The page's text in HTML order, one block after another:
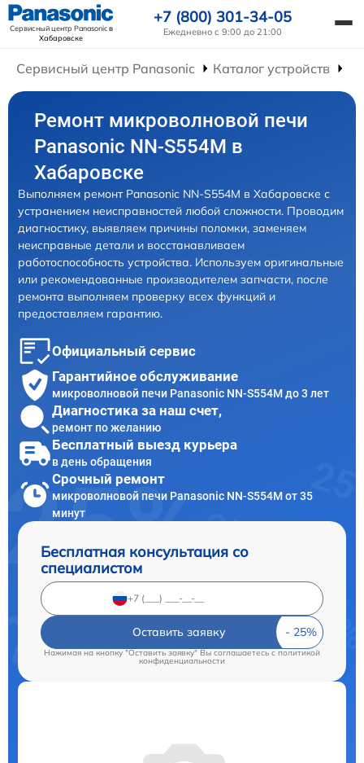
Сервисный центр Panasonicв
Хабаровске
+7 (800) 301-34-05
Ежедневно с 9:00 до 21:00
Сервисный центр Panasonic Каталог устройств
Ремонт микроволновой печи
Panasonic NN-S554M в
Хабаровске
Выполняем ремонт Panasonic NN-S554M в Хабаровске с
устранением неисправностей любой сложности. Проводим
диагностику, выявляем причины поломки, заменяем
неисправные детали и восстанавливаем
работоспособность устройства. Используем оригинальные
или рекомендованные производителем запчасти, после
ремонта выполняем проверку всех функций и
предоставляем гарантию.
Официальный сервис
Гарантийное обслуживание
микроволновой печи Panasonic NN-S554M до 3 лет
Диагностика за наш счет,
ремонт по желанию
Бесплатный выезд курьера
в день обращения
Срочный ремонт
микроволновой печи Panasonic NN-S554M от 35
минут
Бесплатная консультация со
специалистом
Оставить заявку
Нажимая на кнопку "Оставить заявку" Вы соглашаетесь cполитикой
конфиденциальности